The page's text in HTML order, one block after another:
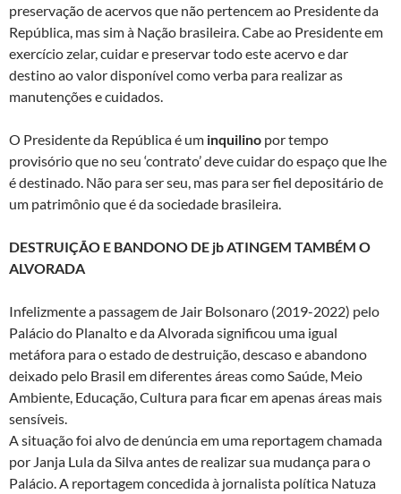
preservação de acervos que não pertencem ao Presidente da
República, mas sim à Nação brasileira. Cabe ao Presidente em
exercício zelar, cuidar e preservar todo este acervo e dar
destino ao valor disponível como verba para realizar as
manutenções e cuidados.
O Presidente da República é um inquilino por tempo
provisório que no seu ‘contrato’ deve cuidar do espaço que lhe
é destinado. Não para ser seu, mas para ser fiel depositário de
um patrimônio que é da sociedade brasileira.
DESTRUIÇÃO E BANDONO DE jb ATINGEM TAMBÉM O
ALVORADA
Infelizmente a passagem de Jair Bolsonaro (2019-2022) pelo
Palácio do Planalto e da Alvorada significou uma igual
metáfora para o estado de destruição, descaso e abandono
deixado pelo Brasil em diferentes áreas como Saúde, Meio
Ambiente, Educação, Cultura para ficar em apenas áreas mais
sensíveis.
A situação foi alvo de denúncia em uma reportagem chamada
por Janja Lula da Silva antes de realizar sua mudança para o
Palácio. A reportagem concedida à jornalista política Natuza